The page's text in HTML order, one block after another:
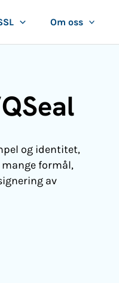
Om oss
og identitet,
formål,
av